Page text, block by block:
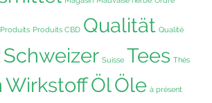
Produits Produits CBD Qualität Qualité
Schweizer Suisse Tees Thés
WirkstoffÖlÖle à présent